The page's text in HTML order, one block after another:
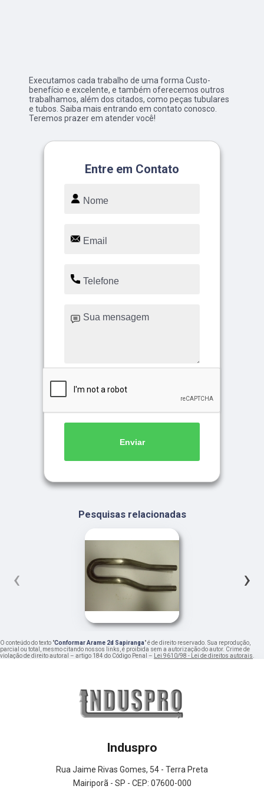
Executamos cada trabalho de uma forma Custo-
benefício e excelente, e também oferecemos outros
trabalhamos, além dos citados, como peças tubulares
e tubos. Saiba mais entrando em contato conosco.
Teremos prazer em atender você!
Entre em Contato
Enviar
Pesquisas relacionadas
‹ ›
O conteúdo do texto "Conformar Arame 2d Sapiranga" é de direito reservado. Sua reprodução,
parcial ou total, mesmo citando nossos links, é proibida sem a autorização do autor. Crime de
violação de direito autoral – artigo 184 do Código Penal – Lei 9610/98 - Lei de direitos autorais.
Induspro
Rua Jaime Rivas Gomes, 54 - Terra Preta
Mairiporã - SP - CEP: 07600-000